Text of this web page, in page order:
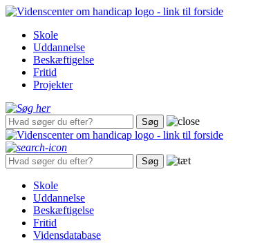
Gå
hovedindhold
Skole
Uddannelse
Beskæftigelse
Fritid
Projekter
Skole
Uddannelse
Beskæftigelse
Fritid
Vidensdatabase